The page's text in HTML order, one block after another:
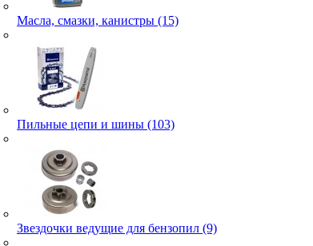
Масла, смазки, канистры (15)
Пильные цепи и шины (103)
Звездочки ведущие для бензопил (9)